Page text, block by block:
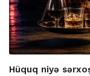
Hüquq niyə